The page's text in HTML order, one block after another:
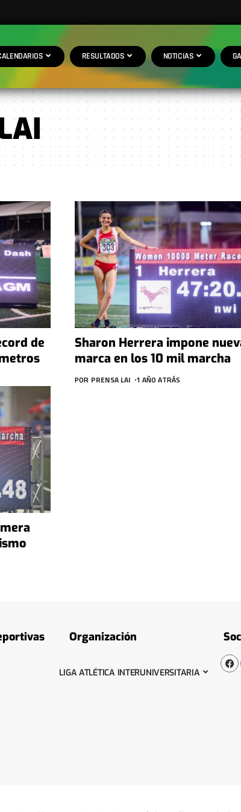
RESULTADOS NOTICIAS
de
Sharon Herrera impone
marca en los 10 mil marcha
POR PRENSA LAI 1 AÑO ATRÁS
Organización
LIGA ATLÉTICA INTERUNIVERSITARIA